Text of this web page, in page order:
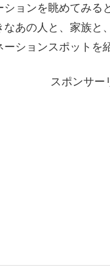
ョンを眺めてみる
あの人と、家族と
ションスポットを
スポンサー